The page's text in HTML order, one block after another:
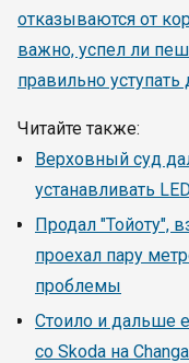
отказываются от
важно, успел ли
правильно уступать
Читайте также:
Верховный суд
устанавливать
Продал "Тойоту",
проехал пару
проблемы
Стоило и дальше
со Skoda на